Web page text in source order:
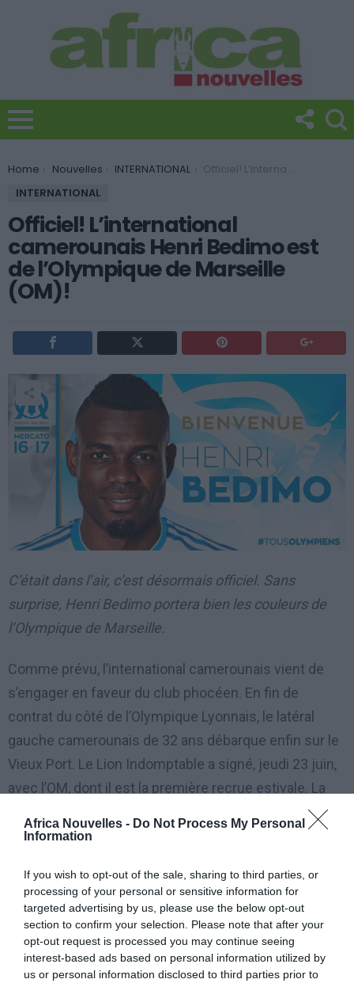
Africa Nouvelles - Do Not Process My Personal
Information
If you wish to opt-out of the sale, sharing to third parties, or
processing of your personal or sensitive information for
targeted advertising by us, please use the below opt-out
section to confirm your selection. Please note that after your
opt-out request is processed you may continue seeing
interest-based ads based on personal information utilized by
us or personal information disclosed to third parties prior to
You are here:
Home Nouvelles INTERNATIONAL
Officiel! L’international camerounais Henri Bedimo est de l’Olympique de Marseille (OM)!
INTERNATIONAL
Officiel! L’international
camerounais Henri Bedimo est
de l’Olympique de Marseille
(OM)!
C’était dans l’air, c’est désormais officiel. Sans
surprise, Henri Bedimo portera bien les couleurs de
l’Olympique de Marseille.
Comme prévu, l’international camerounais vient de
s’engager en faveur du club phocéen. En fin de
contrat du côté de l’Olympique Lyonnais, le latéral
gauche camerounais de 32 ans débarque enfin sur le
Vieux Port. Le Lion Indomptable a signé, jeudi 23 juin,
avec l’OM, dont il est la première recrue estivale. La
durée du contrat n’a pas été révélée, mais il devait
s’agir d’un bail de deux saisons, plus une en option.
L’international Camerounais est la première recrue
de l’OM. Une valeur sûre pour apporter expérience et
expertise dans le secteur défensif olympien. Après
trois ans à Lyon, le voilà Olympien. Sa signature n’est
pas inopinée. La réflexion s’est portée sur un joueur